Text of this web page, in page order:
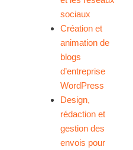
sociaux
Création et
animation de
blogs
d’entreprise
WordPress
Design,
rédaction et
gestion des
envois pour